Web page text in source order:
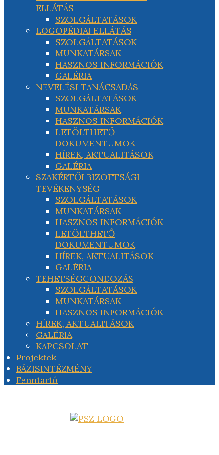
ELLÁTÁS
SZOLGÁLTATÁSOK
LOGOPÉDIAI ELLÁTÁS
SZOLGÁLTATÁSOK
MUNKATÁRSAK
HASZNOS INFORMÁCIÓK
GALÉRIA
NEVELÉSI TANÁCSADÁS
SZOLGÁLTATÁSOK
MUNKATÁRSAK
HASZNOS INFORMÁCIÓK
LETÖLTHETŐ
DOKUMENTUMOK
HÍREK, AKTUALITÁSOK
GALÉRIA
SZAKÉRTŐI BIZOTTSÁGI
TEVÉKENYSÉG
SZOLGÁLTATÁSOK
MUNKATÁRSAK
HASZNOS INFORMÁCIÓK
LETÖLTHETŐ
DOKUMENTUMOK
HÍREK, AKTUALITÁSOK
GALÉRIA
TEHETSÉGGONDOZÁS
SZOLGÁLTATÁSOK
MUNKATÁRSAK
HASZNOS INFORMÁCIÓK
HÍREK, AKTUALITÁSOK
GALÉRIA
KAPCSOLAT
Projektek
BÁZISINTÉZMÉNY
Fenntartó